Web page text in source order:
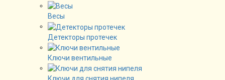
Весы
Детекторы протечек
Ключи вентильные